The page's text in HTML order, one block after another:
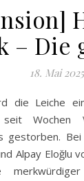
– Die
18. Mai 2025
Wochen
gestorben.
Alpay Eloğlu